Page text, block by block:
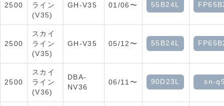
2500
ライン
(V35)
GH-V35 01/06〜 55B24L
2500
スカイ
ライン
(V35)
GH-V35 05/12〜 55B24L
2500
スカイ
ライン
(V36)
DBA-
NV36
06/11〜 90D23L sn-